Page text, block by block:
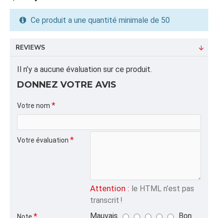
entrepreneurs, compagnies de construction,
bâtiment pour la gestion efficace des déchets de
chantier.
Capacité/Taille:
18-23"X30" (MISPRINT)
FORMAT DU PRODUIT
Volume cubique: 6.60 pieds cubes
FORMAT DE PALETTE
Ce produit a une quantité minimale de 50
REVIEWS
Il n’y a aucune évaluation sur ce produit.
DONNEZ VOTRE AVIS
Votre nom
Votre évaluation
Attention : le HTML n’est pas
transcrit !
Mauvais Bon